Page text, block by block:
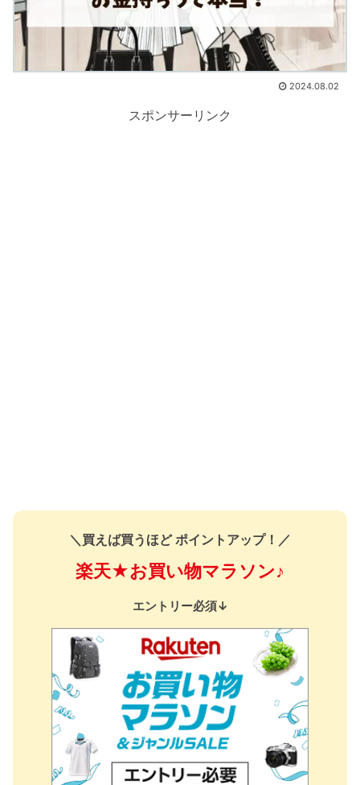
2024.08.02
スポンサーリンク
＼買えば買うほど ポイントアップ！／
楽天★お買い物マラソン♪
エントリー必須↓